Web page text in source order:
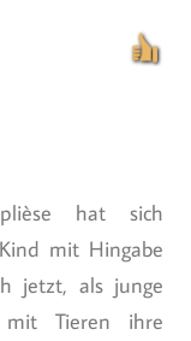
hat sich
mit Hingabe
jetzt, als junge
mit Tieren ihre